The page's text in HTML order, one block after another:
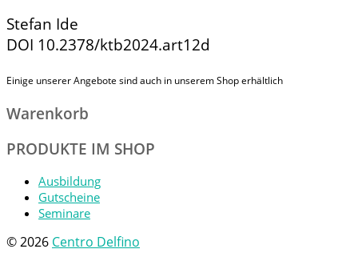
Stefan Ide
DOI 10.2378/ktb2024.art12d
Einige unserer Angebote sind auch in unserem Shop erhältlich
Warenkorb
PRODUKTE IM SHOP
Ausbildung
Gutscheine
Seminare
© 2026 Centro Delfino